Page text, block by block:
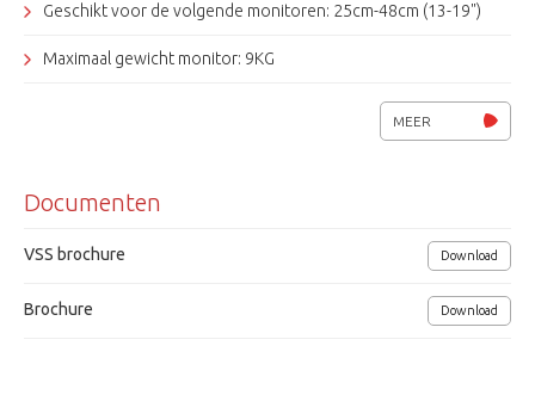
Geschikt voor de volgende monitoren: 25cm-48cm (13-19")
Maximaal gewicht monitor: 9KG
MEER
Documenten
VSS brochure Download
Brochure Download